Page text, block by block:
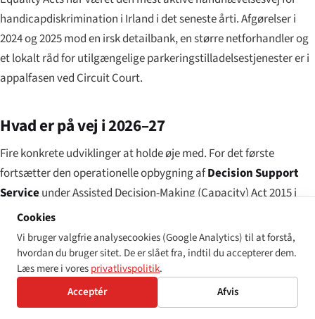
handicapdiskrimination i Irland i det seneste årti. Afgørelser i
2024 og 2025 mod en irsk detailbank, en større netforhandler og
et lokalt råd for utilgængelige parkeringstilladelsestjenester er i
appalfasen ved Circuit Court.
Hvad er på vej i 2026–27
Fire konkrete udviklinger at holde øje med. For det første
fortsætter den operationelle opbygning afDecision Support
Serviceunder Assisted Decision-Making (Capacity) Act 2015 i
løbet af 2026. For det andet er Irlands første periodiske rapport
under CRPD planlagt til komitéen i 2026, med konstruktiv dialog
sandsynligvis i 2027. For det tredje har Department of Children,
Equality, Disability, Integration and Youth signaleret, at en
National Disability Strategy
vil lande i 2026. For det
fjerde er spørgsmålet omratificering af den valgfrie protokol
Cookies
Vi bruger valgfrie analysecookies (Google Analytics) til at forstå,
hvordan du bruger sitet. De er slået fra, indtil du accepterer dem.
Læs mere i voresprivatlivspolitik.
Acceptér
Afvis